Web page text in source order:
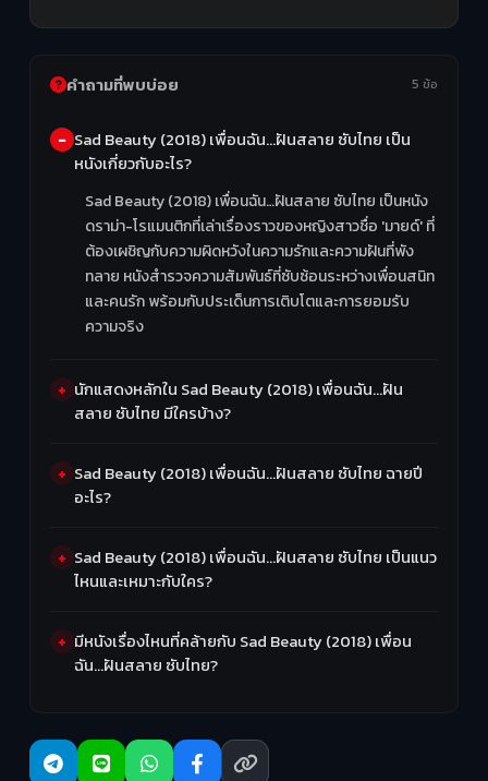
คำถามที่พบบ่อย 5 ข้อ
Sad Beauty (2018) เพื่อนฉัน…ฝันสลาย ซับไทย เป็น
หนังเกี่ยวกับอะไร?
Sad Beauty (2018) เพื่อนฉัน…ฝันสลาย ซับไทย เป็นหนัง
ดราม่า-โรแมนติกที่เล่าเรื่องราวของหญิงสาวชื่อ 'มายด์' ที่
ต้องเผชิญกับความผิดหวังในความรักและความฝันที่พัง
ทลาย หนังสำรวจความสัมพันธ์ที่ซับซ้อนระหว่างเพื่อนสนิท
และคนรัก พร้อมกับประเด็นการเติบโตและการยอมรับ
ความจริง
นักแสดงหลักใน Sad Beauty (2018) เพื่อนฉัน…ฝัน
สลาย ซับไทย มีใครบ้าง?
Sad Beauty (2018) เพื่อนฉัน…ฝันสลาย ซับไทย ฉายปี
อะไร?
Sad Beauty (2018) เพื่อนฉัน…ฝันสลาย ซับไทย เป็นแนว
ไหนและเหมาะกับใคร?
มีหนังเรื่องไหนที่คล้ายกับ Sad Beauty (2018) เพื่อน
ฉัน…ฝันสลาย ซับไทย?